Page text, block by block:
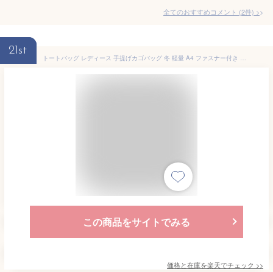
全てのおすすめコメント (2件) >
21st
トートバッグ レディース 手提げカゴバッグ 冬 軽量 A4 ファスナー付き ミニトート ナイロン 秋 布 通勤 夏 レザー キャンバス かばん おしゃれ 春 小さめ 肩掛け ブランド 大きめ 2WAY ショルダーバッグ バッグ 人気 縦型 ファスナー 軽い ビジネス ゴルフ
この商品をサイトでみる
価格と在庫を楽天でチェック >>